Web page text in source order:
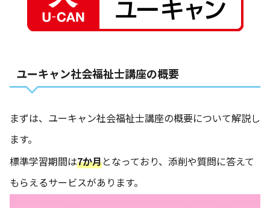
ユーキャン社会福祉士講座の概要
まずは、ユーキャン社会福祉士講座の概要について解説し
ます。
標準学習期間は7か月となっており、添削や質問に答えて
もらえるサービスがあります。